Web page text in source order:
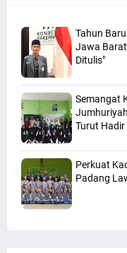
Tahun
Jawa Barat
Ditulis"
Semangat
Turut Hadir
Perkuat
Padang